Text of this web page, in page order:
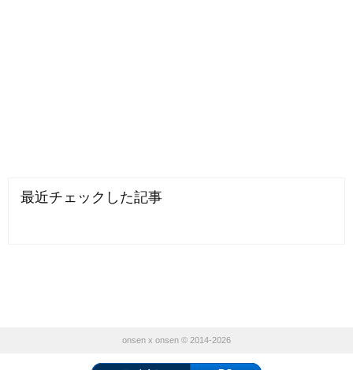
最近チェックした記事
onsen x onsen © 2014-2026